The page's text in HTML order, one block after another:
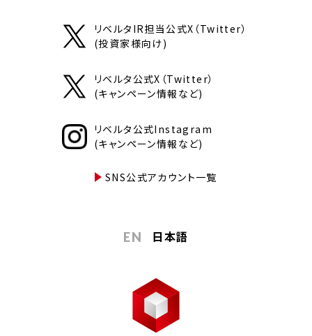
リベルタIR担当公式X（Twitter）
(投資家様向け)
リベルタ公式X（Twitter）
(キャンペーン情報など)
リベルタ公式Instagram
(キャンペーン情報など)
SNS公式アカウント一覧
EN 日本語